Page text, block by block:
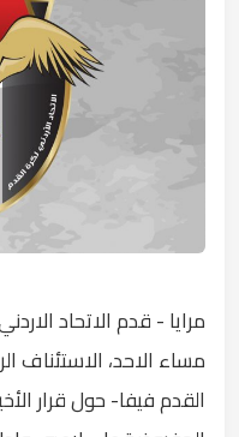
مرايا - قدم الاتحاد
مساء الاحد، الاستئناف
القدم فيفا- حول قرار